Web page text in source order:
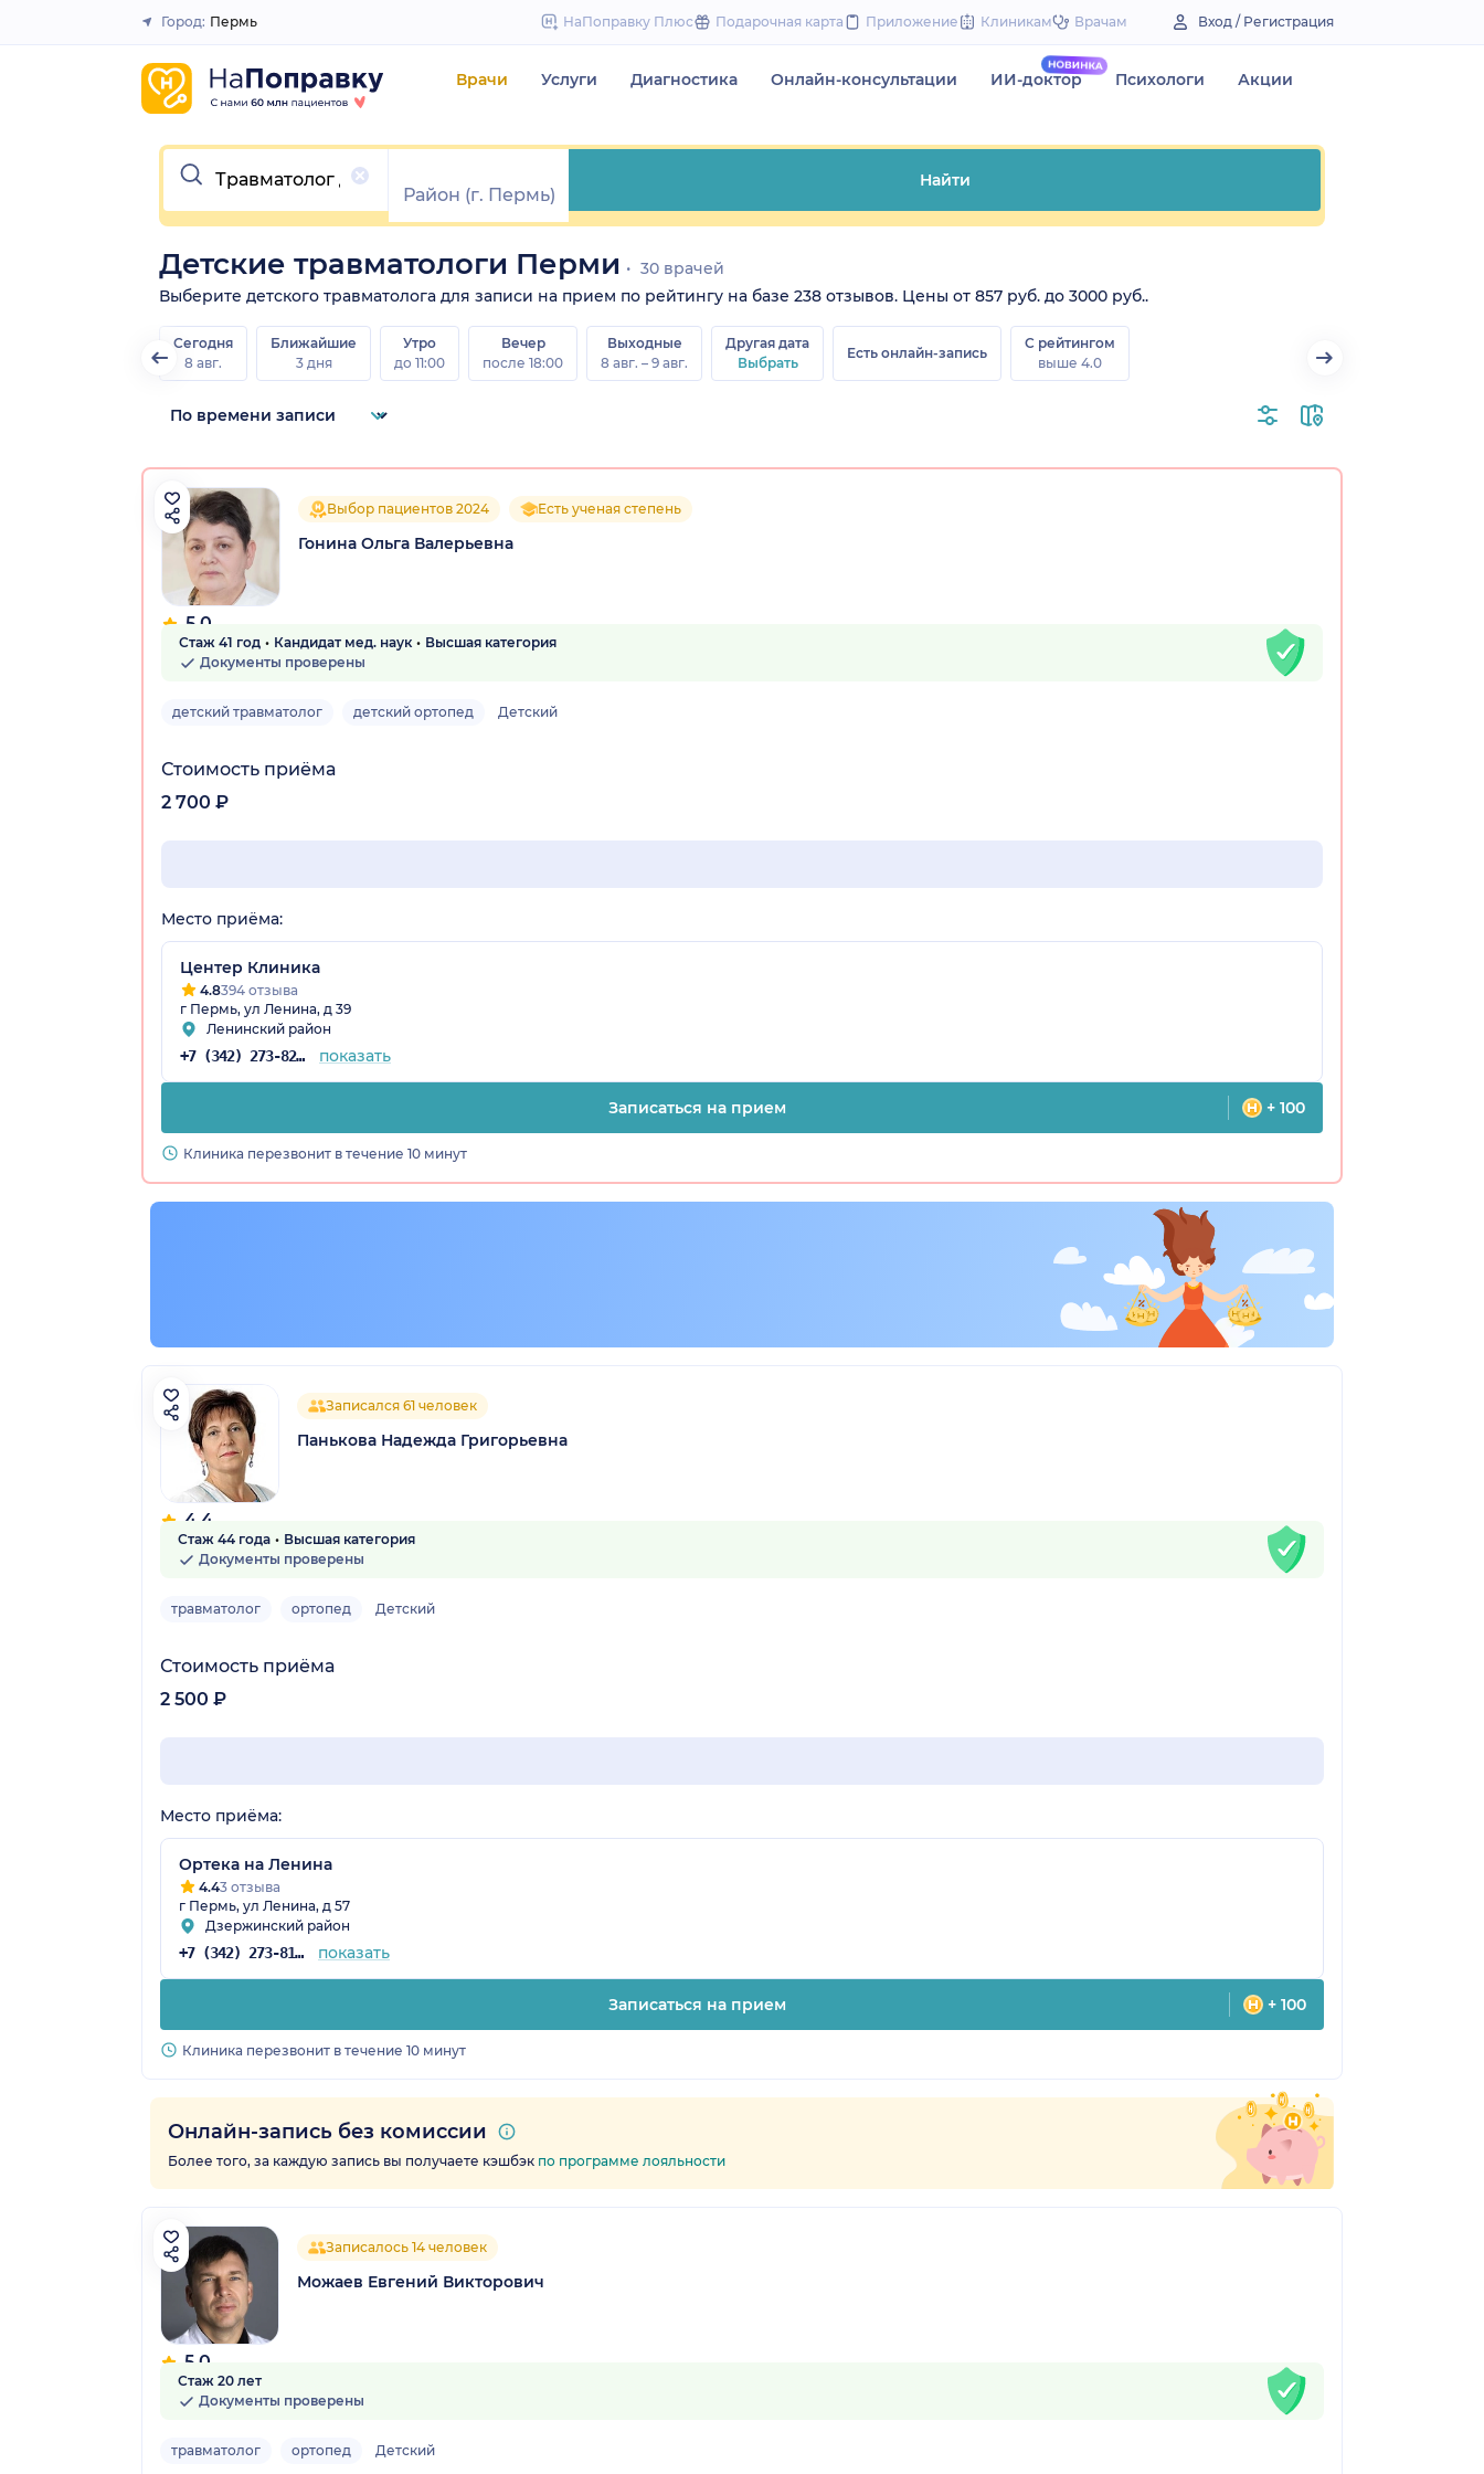
to
Закрыть
Город: Пермь НаПоправку Плюс Подарочная карта Приложение Клиникам Врачам Вход / Регистрация
Врачи Услуги Диагностика Онлайн-консультации ИИ-доктор Психологи Акции
Очистить
Найти
Детские травматологи Перми
30 врачей
Выберите детского травматолога для записи на прием по рейтингу на базе 238 отзывов. Цены от 857 руб. до 3000 руб..
Сегодня
8 авг.
Ближайшие
3 дня
Утро
до 11:00
Вечер
после 18:00
Выходные
8 авг. – 9 авг.
Другая дата
Выбрать
Есть онлайн-запись
С рейтингом
выше 4.0
5.0
57 отзывов
Выбор пациентов 2024 Есть ученая степень
Гонина Ольга Валерьевна
Стаж 41 год Кандидат мед. наук
Высшая категория
Документы проверены
детский травматолог детский ортопед Детский
Стоимость приёма
2 700 ₽
Место приёма:
Центер Клиника
4.8394 отзыва
г Пермь, ул Ленина, д 39
Ленинский район
+7 (342) 273-82-16 показать
Записаться на прием + 100
Клиника перезвонит в течение 10 минут
4.4
7 отзывов
Записался 61 человек
Панькова Надежда Григорьевна
Стаж 44 года
Высшая категория
Документы проверены
травматолог ортопед Детский
Стоимость приёма
2 500 ₽
Место приёма:
Ортека на Ленина
4.43 отзыва
г Пермь, ул Ленина, д 57
Дзержинский район
+7 (342) 273-81-41 показать
Записаться на прием + 100
Клиника перезвонит в течение 10 минут
Онлайн-запись без комиссии
Более того, за каждую запись вы получаете кэшбэк по программе лояльности
5.0
3 отзыва
Записалось 14 человек
Можаев Евгений Викторович
Стаж 20 лет
Документы проверены
травматолог ортопед Детский